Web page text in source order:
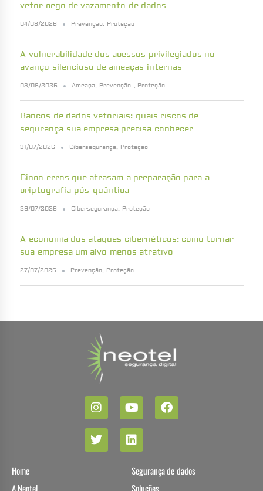
vetor cego de vazamento de dados
04/08/2026 Prevenção, Proteção
A vulnerabilidade dos acessos privilegiados no
avanço silencioso de ameaças internas
03/08/2026 Ameaça, Prevenção , Proteção
Bancos de dados vetoriais: quais riscos de
segurança sua empresa precisa conhecer
31/07/2026 Cibersegurança, Proteção
Cinco erros que atrasam a preparação para a
criptografia pós-quântica
29/07/2026 Cibersegurança, Proteção
A economia dos ataques cibernéticos: como tornar
sua empresa um alvo menos atrativo
27/07/2026 Prevenção, Proteção
Home
A Neotel
Segurança de dados
Soluções